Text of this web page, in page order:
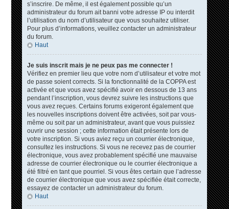
s’inscrire. De même, il est également possible qu’un
administrateur du forum ait banni votre adresse IP ou interdit
l’utilisation du nom d’utilisateur que vous souhaitez utiliser.
Pour plus d’informations, veuillez contacter un administrateur
du forum.
Haut
Je suis inscrit mais je ne peux pas me connecter !
Vérifiez en premier lieu que votre nom d’utilisateur et votre mot
de passe soient corrects. Si la fonctionnalité de la COPPA est
activée et que vous avez spécifié avoir en dessous de 13 ans
pendant l’inscription, vous devrez suivre les instructions que
vous avez reçues. Certains forums exigeront également que
les nouvelles inscriptions doivent être activées, soit par vous-
même ou soit par un administrateur, avant que vous puissiez
ouvrir une session ; cette information était présente lors de
votre inscription. Si vous aviez reçu un courrier électronique,
consultez les instructions. Si vous ne recevez pas de courrier
électronique, vous avez probablement spécifié une mauvaise
adresse de courrier électronique ou le courrier électronique a
été filtré en tant que pourriel. Si vous êtes certain que l’adresse
de courrier électronique que vous avez spécifiée était correcte,
essayez de contacter un administrateur du forum.
Haut